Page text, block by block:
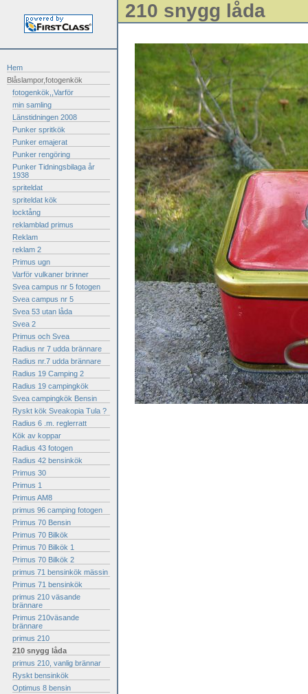
Hem
Blåslampor,fotogenkök
fotogenkök,,Varför
min samling
Länstidningen 2008
Punker spritkök
Punker emajerat
Punker rengöring
Punker Tidningsbilaga år
1938
spriteldat
spriteldat kök
locktång
reklamblad primus
Reklam
reklam 2
Primus ugn
Varför vulkaner brinner
Svea campus nr 5 fotogen
Svea campus nr 5
Svea 53 utan låda
Svea 2
Primus och Svea
Radius nr 7 udda brännare
Radius nr.7 udda brännare
Radius 19 Camping 2
Radius 19 campingkök
Svea campingkök Bensin
Ryskt kök Sveakopia Tula ?
Radius 6 .m. reglerratt
Kök av koppar
Radius 43 fotogen
Radius 42 bensinkök
Primus 30
Primus 1
Primus AM8
primus 96 camping fotogen
Primus 70 Bensin
Primus 70 Bilkök
Primus 70 Bilkök 1
Primus 70 Bilkök 2
primus 71 bensinkök mässin
Primus 71 bensinkök
primus 210 väsande
brännare
Primus 210väsande
brännare
primus 210
210 snygg låda
primus 210, vanlig brännar
Ryskt bensinkök
Optimus 8 bensin
210 snygg låda